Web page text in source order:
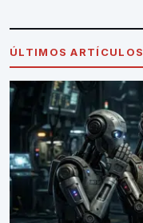
ÚLTIMOS ARTÍCULOS